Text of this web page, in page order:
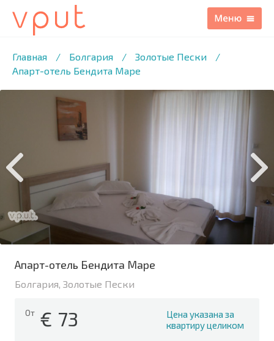
Главная / Болгария / Золотые Пески
/
Апарт-отель Бендита Маре
/18 ФОТО
Апарт-отель Бендита Маре
Болгария, Золотые Пески
От € 73
Цена указана за
квартиру целиком